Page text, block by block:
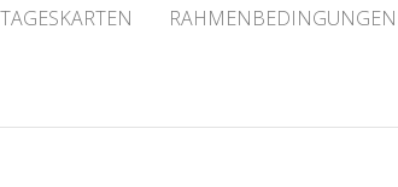
TAGESKARTEN